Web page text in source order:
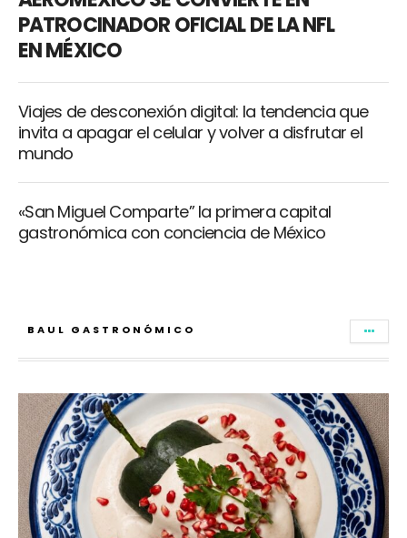
PATROCINADOR OFICIAL DE LA NFL
EN MÉXICO
Viajes de desconexión digital: la tendencia que
invita a apagar el celular y volver a disfrutar el
mundo
«San Miguel Comparte” la primera capital
gastronómica con conciencia de México
BAUL GASTRONÓMICO